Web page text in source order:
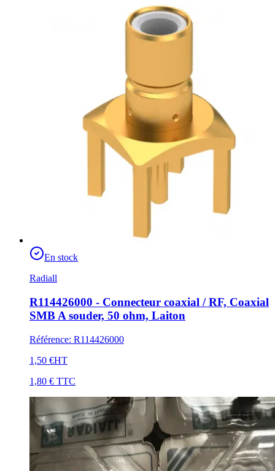
En stock
Radiall
R114426000 - Connecteur coaxial / RF, Coaxial
SMB A souder, 50 ohm, Laiton
Référence: R114426000
1,50 €HT
1,80 € TTC